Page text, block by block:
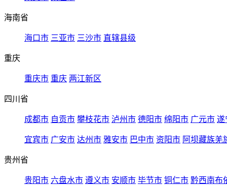
海南省
海口市 三亚市 三沙市 直辖县级
重庆
重庆市 重庆 两江新区
四川省
成都市 自贡市 攀枝花市 泸州市 德阳市 绵阳市 广元市 遂
宜宾市 广安市 达州市 雅安市 巴中市 资阳市 阿坝藏族羌
贵州省
贵阳市 六盘水市 遵义市 安顺市 毕节市 铜仁市 黔西南布